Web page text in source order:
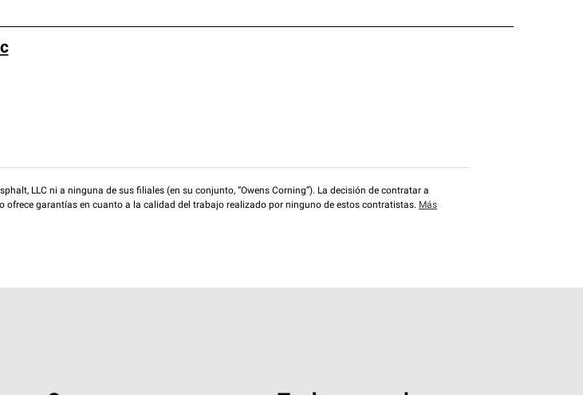
LLC ni a ninguna de sus filiales (en su conjunto, “Owens Corning”). La decisión de contratar a
garantías en cuanto a la calidad del trabajo realizado por ninguno de estos contratistas. Más